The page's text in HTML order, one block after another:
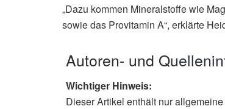
„Dazu kommen Mineralstoffe wie
sowie das Provitamin A“, erklärte
Autoren- und
Wichtiger Hinweis:
Dieser Artikel enthält nur